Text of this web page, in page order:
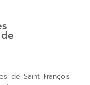
de Saint François